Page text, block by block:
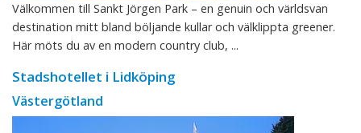
Välkommen till Sankt Jörgen Park – en genuin och världsvan
destination mitt bland böljande kullar och välklippta greener.
Här möts du av en modern country club, ...
Stadshotellet i Lidköping
Västergötland